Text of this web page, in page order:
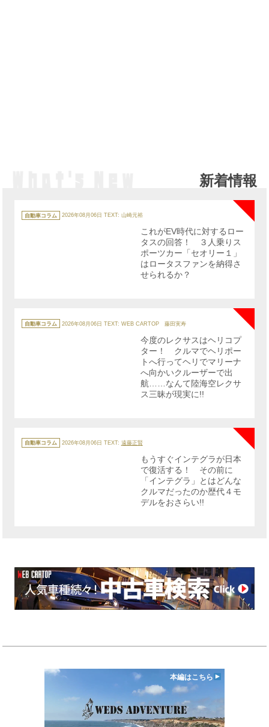
新着情報
テ
ゴ
自動車コラム 2026年08月06日 TEXT: 山崎元裕
NEW
これがEV時代に対するロー
タスの回答！ ３人乗りス
ポーツカー「セオリー１」
はロータスファンを納得さ
せられるか？
テ
ゴ
自動車コラム 2026年08月06日 TEXT: WEB CARTOP 藤田実寿
今度のレクサスはヘリコプ
ター！ クルマでヘリポー
トへ行ってヘリでマリーナ
へ向かいクルーザーで出
航……なんて陸海空レクサ
ス三昧が現実に!!
テ
ゴ
自動車コラム 2026年08月06日 TEXT: 遠藤正賢
もうすぐインテグラが日本
で復活する！ その前に
「インテグラ」とはどんな
クルマだったのか歴代４モ
デルをおさらい!!
本編はこちら